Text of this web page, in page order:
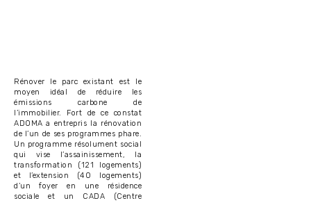
Rénover le parc existant est le
moyen idéal de réduire les
émissions carbone de
l’immobilier. Fort de ce constat
ADOMA a entrepris la rénovation
de l’un de ses programmes phare.
Un programme résolument social
qui vise l’assainissement, la
transformation (121 logements)
et l’extension (40 logements)
d’un foyer en une résidence
sociale et un CADA (Centre